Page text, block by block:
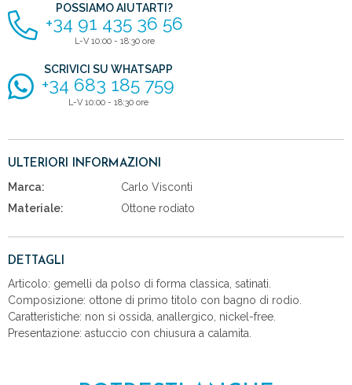
POSSIAMO AIUTARTI?
+34 91 435 36 56
L-V 10:00 - 18:30 ore
SCRIVICI SU WHATSAPP
+34 683 185 759
L-V 10:00 - 18:30 ore
ULTERIORI INFORMAZIONI
Marca:
Carlo Visconti
Materiale:
Ottone rodiato
DETTAGLI
Articolo: gemelli da polso di forma classica, satinati.
Composizione: ottone di primo titolo con bagno di rodio.
Caratteristiche: non si ossida, anallergico, nickel-free.
Presentazione: astuccio con chiusura a calamita.